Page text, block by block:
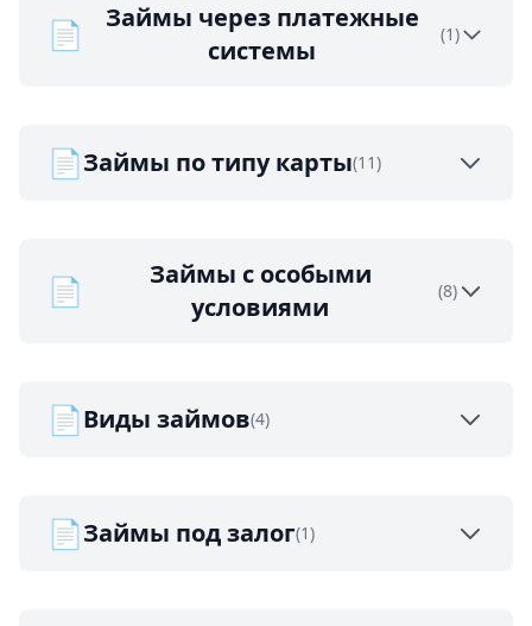
📄
Займы через платежные
системы
(1)
📄Займы по типу карты(11)
📄
Займы с особыми
условиями
(8)
📄Виды займов(4)
📄Займы под залог(1)